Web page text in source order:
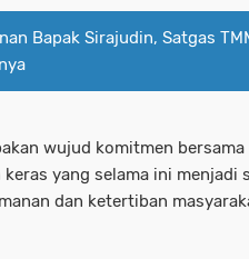
Bapak Sirajudin, Satgas
wujud komitmen bersama
yang selama ini menjadi
dan ketertiban